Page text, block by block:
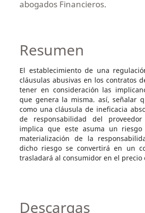
abogados Financieros.
Resumen
El establecimiento de una
cláusulas abusivas en los contratos
tener en consideración las
que genera la misma. así, señalar
como una cláusula de ineficacia
de responsabilidad del
implica que este asuma un
materialización de la
dicho riesgo se convertirá en un
trasladará al consumidor en el precio
Descargas